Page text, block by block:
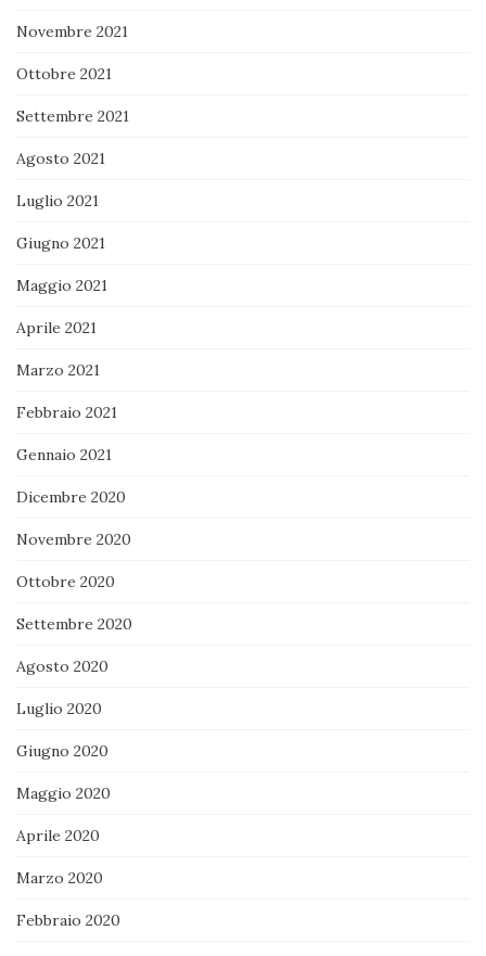
Novembre 2021
Ottobre 2021
Settembre 2021
Agosto 2021
Luglio 2021
Giugno 2021
Maggio 2021
Aprile 2021
Marzo 2021
Febbraio 2021
Gennaio 2021
Dicembre 2020
Novembre 2020
Ottobre 2020
Settembre 2020
Agosto 2020
Luglio 2020
Giugno 2020
Maggio 2020
Aprile 2020
Marzo 2020
Febbraio 2020